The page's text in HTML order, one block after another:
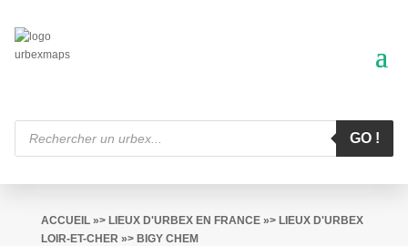
Recherche
produits
GO !
ACCUEIL»> LIEUX D'URBEX EN FRANCE»> LIEUX D'URBEX
LOIR-ET-CHER »> BIGY CHEM